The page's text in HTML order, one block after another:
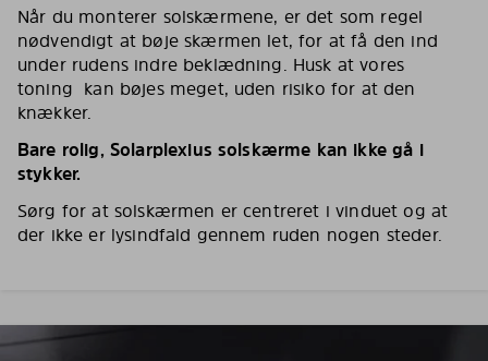
Når du monterer solskærmene, er det som regel
nødvendigt at bøje skærmen let, for at få den ind
under rudens indre beklædning. Husk at vores
toning kan bøjes meget, uden risiko for at den
knækker.
Bare rolig, Solarplexius solskærme kan ikke gå i
stykker.
Sørg for at solskærmen er centreret i vinduet og at
der ikke er lysindfald gennem ruden nogen steder.